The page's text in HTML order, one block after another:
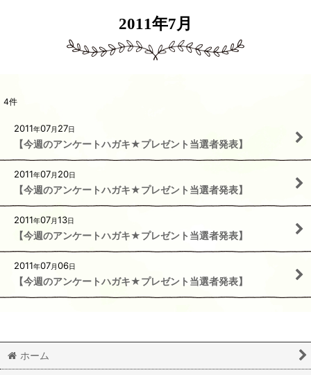
2011年7月
4件
2011年07月 27日
【今週のアンケートハガキ★プレゼント当選者発表】
2011年07月 20日
【今週のアンケートハガキ★プレゼント当選者発表】
2011年07月13日
【今週のアンケートハガキ★プレゼント当選者発表】
2011年07月06日
【今週のアンケートハガキ★プレゼント当選者発表】
ホーム